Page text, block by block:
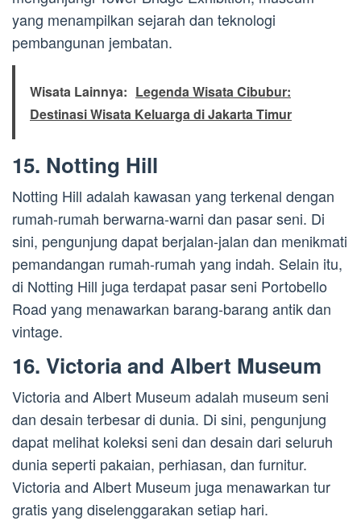
yang menampilkan sejarah dan teknologi
pembangunan jembatan.
Wisata Lainnya: Legenda Wisata Cibubur:
Destinasi Wisata Keluarga di Jakarta Timur
15. Notting Hill
Notting Hill adalah kawasan yang terkenal dengan
rumah-rumah berwarna-warni dan pasar seni. Di
sini, pengunjung dapat berjalan-jalan dan menikmati
pemandangan rumah-rumah yang indah. Selain itu,
di Notting Hill juga terdapat pasar seni Portobello
Road yang menawarkan barang-barang antik dan
vintage.
16. Victoria and Albert Museum
Victoria and Albert Museum adalah museum seni
dan desain terbesar di dunia. Di sini, pengunjung
dapat melihat koleksi seni dan desain dari seluruh
dunia seperti pakaian, perhiasan, dan furnitur.
Victoria and Albert Museum juga menawarkan tur
gratis yang diselenggarakan setiap hari.